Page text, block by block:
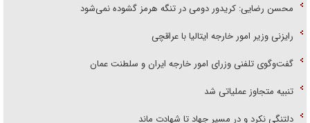
محسن رضایی: کریدور دومی در تنگه هرمز گشوده نمی‌شود
رایزنی وزیر امور خارجه ایتالیا با عراقچی
گفت‌وگوی تلفنی وزرای امور خارجه ایران و سلطنت عمان
تنبیه متجاوز عملیاتی شد
دلتنگی نکرد و در مسیر جهاد تا شهادت ماند